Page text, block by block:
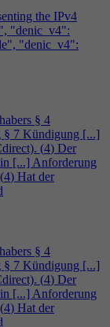
the IPv4
"denic_v4":
"denic_v4":
§ 4
§ 7 Kündigung [...]
(4) Der
[...] Anforderung
4) Hat der
§ 4
§ 7 Kündigung [...]
(4) Der
[...] Anforderung
4) Hat der